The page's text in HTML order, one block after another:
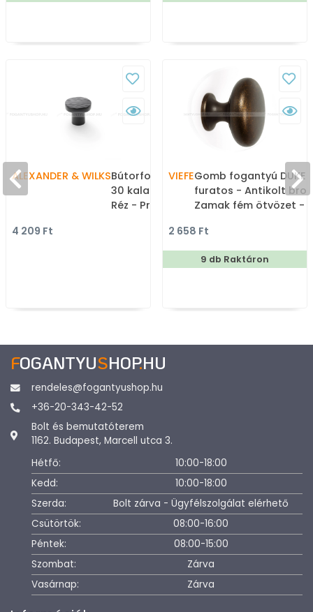
ALEXANDER & WILKSBútorfogantyú - Hanover
30 kalapált - fekete -
Réz - Prémium
bútorgomb
4 209 Ft
VIEFEGomb fogantyú DUKE
furatos - Antikolt
Zamak fém ötvözet -
gombfogantyú
(szögletes, kerek)
2 658 Ft
9 db Raktáron
FOGANTYUSHOP.HU
rendeles@fogantyushop.hu
+36-20-343-42-52
Bolt és bemutatóterem
1162. Budapest, Marcell utca 3.
Hétfő:
10:00-18:00
Kedd:
10:00-18:00
Szerda:
Bolt zárva - Ügyfélszolgálat elérhető
Csütörtök:
08:00-16:00
Péntek:
08:00-15:00
Szombat:
Zárva
Vasárnap:
Zárva